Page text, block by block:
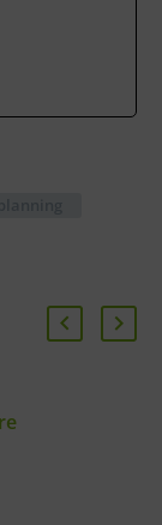
Full